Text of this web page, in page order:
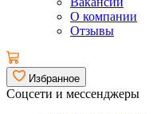
О компании
Отзывы
Избранное
Соцсети и мессенджеры